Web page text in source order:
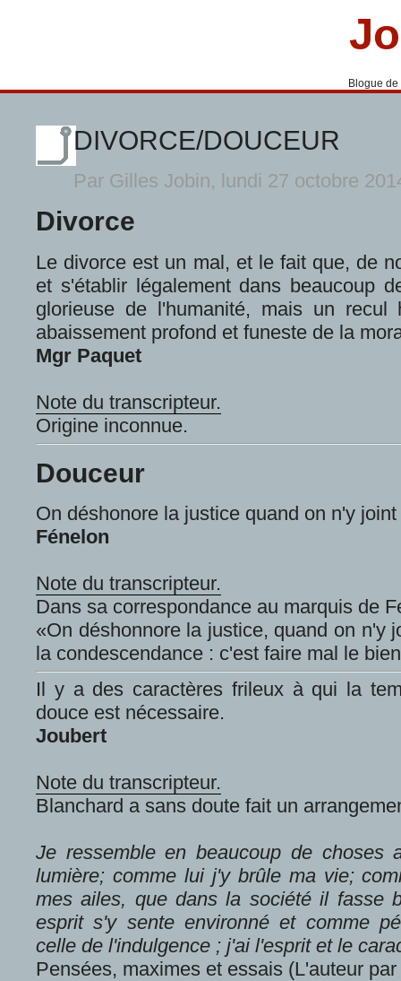
Blogue de
DIVORCE/DOUCEUR
Par Gilles Jobin, lundi 27 octobre
Divorce
Le divorce est un mal, et le fait que, de
et s'établir légalement dans beaucoup
glorieuse de l'hu­manité, mais un
abaisse­ment profond et funeste de la
Mgr Paquet
Note du transcripteur.
Origine inconnue.
Douceur
On déshonore la justice quand on n'y
Fénelon
Note du transcripteur.
Dans sa correspondance au marquis de
«On déshonnore la justice, quand on n'y
la condescendance : c'est faire mal le
Il y a des caractères frileux à qui la
douce est nécessaire.
Joubert
Note du transcripteur.
Blanchard a sans doute fait un
Je ressemble en beaucoup de choses
lumière; comme lui j'y brûle ma vie;
mes ailes, que dans la société il fasse
esprit s'y sente environné et comme
celle de l'indulgence ; j'ai l'esprit et le
Pensées, maximes et essais (L'auteur